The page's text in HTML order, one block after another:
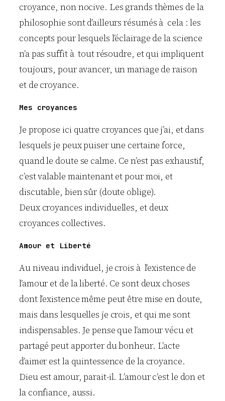
croyance, non nocive. Les grands thèmes de la
philosophie sont d’ailleurs résumés à cela : les
concepts pour lesquels l’éclairage de la science
n’a pas suffit à tout résoudre, et qui impliquent
toujours, pour avancer, un mariage de raison
et de croyance.
Mes croyances
Je propose ici quatre croyances que j’ai, et dans
lesquels je peux puiser une certaine force,
quand le doute se calme. Ce n’est pas exhaustif,
c’est valable maintenant et pour moi, et
discutable, bien sûr (doute oblige).
Deux croyances individuelles, et deux
croyances collectives.
Amour et Liberté
Au niveau individuel, je crois à l’existence de
l’amour et de la liberté. Ce sont deux choses
dont l’existence même peut être mise en doute,
mais dans lesquelles je crois, et qui me sont
indispensables. Je pense que l’amour vécu et
partagé peut apporter du bonheur. L’acte
d’aimer est la quintessence de la croyance.
Dieu est amour, parait-il. L’amour c’est le don et
la confiance, aussi.